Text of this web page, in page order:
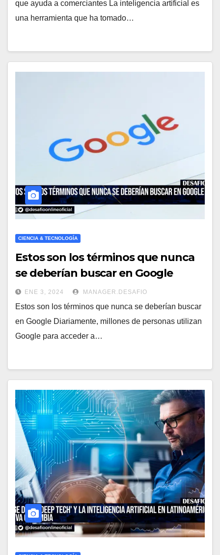
que ayuda a comerciantes La inteligencia artificial es
una herramienta que ha tomado…
CIENCIA & TECNOLOGÍA
Estos son los términos que nunca
se deberían buscar en Google
ENE 3, 2024 MANAGER.DESAFIO
Estos son los términos que nunca se deberían buscar
en Google Diariamente, millones de personas utilizan
Google para acceder a…